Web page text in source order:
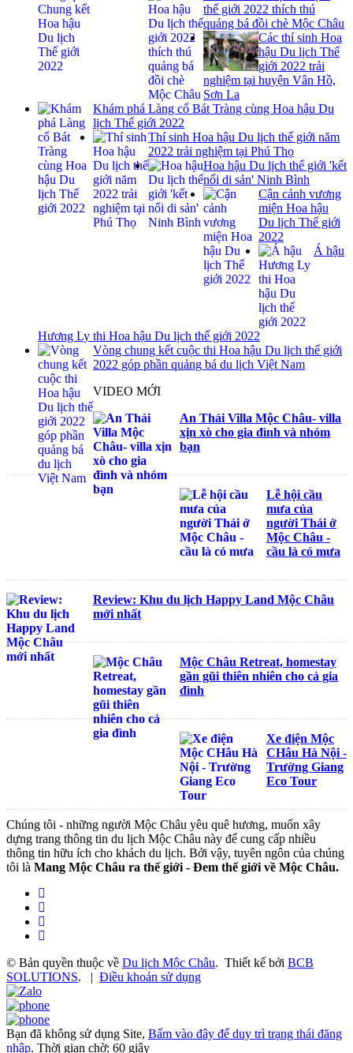
thế giới 2022 thích thú
quảng bá đồi chè Mộc Châu
Các thí sinh Hoa
hậu Du lịch Thế
giới 2022 trải
nghiệm tại huyện Vân Hồ,
Sơn La
Khám phá Làng cổ Bát Tràng cùng Hoa hậu Du
lịch Thế giới 2022
Thí sinh Hoa hậu Du lịch thế giới năm
2022 trải nghiệm tại Phú Thọ
Hoa hậu Du lịch thế giới 'kết
nối di sản' Ninh Bình
Cận cảnh vương
miện Hoa hậu
Du lịch Thế giới
2022
Á hậu
Hương Ly thi Hoa hậu Du lịch thế giới 2022
Vòng chung kết cuộc thi Hoa hậu Du lịch thế giới
2022 góp phần quảng bá du lịch Việt Nam
VIDEO MỚI
An Thái Villa Mộc Châu- villa
xịn xò cho gia đình và nhóm
bạn
Lễ hội cầu
mưa của
người Thái ở
Mộc Châu -
cầu là có mưa
Review: Khu du lịch Happy Land Mộc Châu
mới nhất
Mộc Châu Retreat, homestay
gần gũi thiên nhiên cho cả gia
đình
Xe điện Mộc
CHâu Hà Nội -
Trường Giang
Eco Tour
Chúng tôi - những người Mộc Châu yêu quê hương, muốn xây
dựng trang thông tin du lịch Mộc Châu này để cung cấp nhiều
thông tin hữu ích cho khách du lịch. Bởi vậy, tuyên ngôn của chúng
tôi là Mang Mộc Châu ra thế giới - Đem thế giới về Mộc Châu.
© Bản quyền thuộc về Du lịch Mộc Châu. Thiết kế bởi BCB
SOLUTIONS. | Điều khoản sử dụng
Bạn đã không sử dụng Site, Bấm vào đây để duy trì trạng thái đăng
nhập. Thời gian chờ: 60 giây